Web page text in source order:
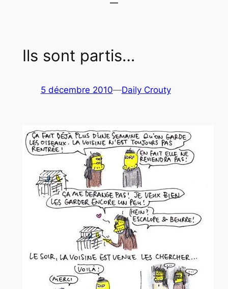
Ils sont partis…
5 décembre 2010—Daily Crouty